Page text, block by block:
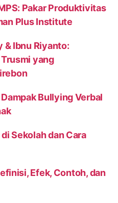
Pakar Produktivitas
Plus Institute
& Ibnu Riyanto:
yang
Bullying Verbal
Sekolah dan Cara
Efek, Contoh, dan